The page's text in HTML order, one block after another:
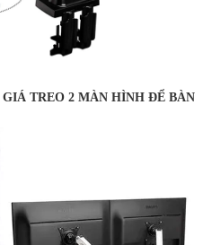
TREO 2 MÀN HÌNH ĐỂ BÀN